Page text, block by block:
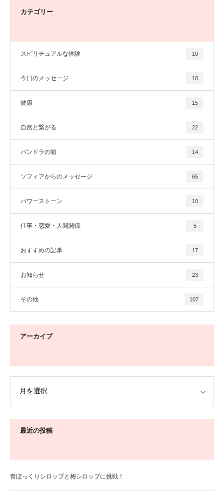
カテゴリー
スピリチュアルな体験 10
今日のメッセージ 18
健康 15
自然と繋がる 22
パンドラの箱 14
ソフィアからのメッセージ 65
パワーストーン 10
仕事・恋愛・人間関係 5
おすすめの記事 17
お知らせ 23
その他 107
アーカイブ
最近の投稿
青ぼっくりシロップと梅シロップに挑戦！